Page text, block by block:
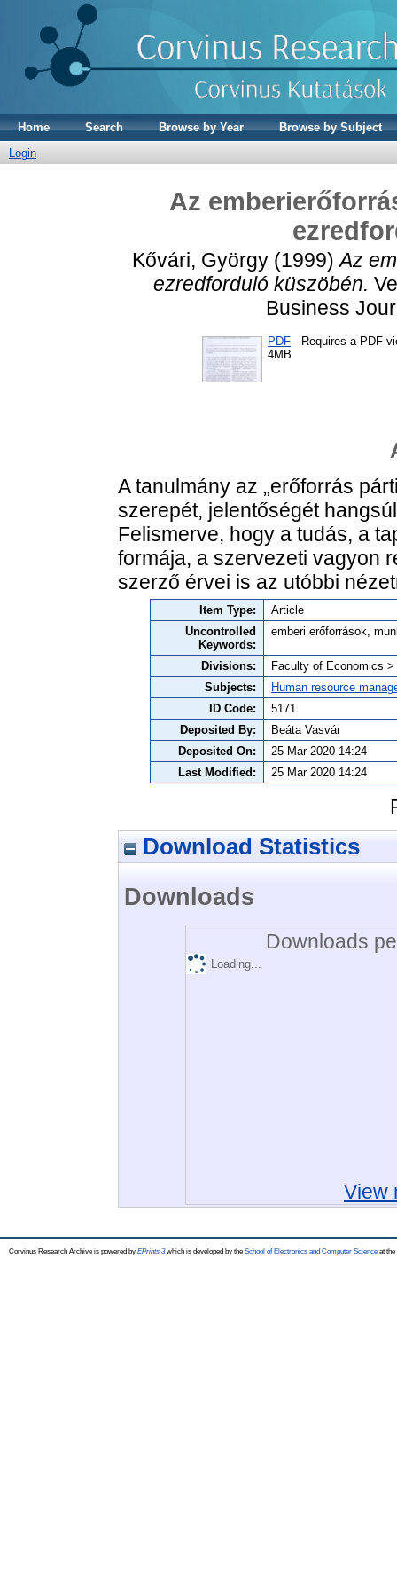
Home Search Browse by Year
Browse by Subject
Login
Az
Kővári, György (1999)Az
ezredforduló küszöbén.
Business
PDF - Requires a PDF
4MB
A tanulmány az „erőforrás
szerepét, jelentőségét
Felismerve, hogy a tudás, a
formája, a szervezeti vagyon
szerző érvei is az utóbbi
Item Type:
Article
Uncontrolled
Keywords:
emberi erőforrások,
Divisions:
Faculty of Economics
Subjects:
Human resource
ID Code:
5171
Deposited By:
Beáta Vasvár
Deposited On:
25 Mar 2020 14:24
Last Modified:
25 Mar 2020 14:24
Download Statistics
Downloads
Downloads
Loading...
View
Corvinus Research Archive is powered by EPrints 3which is developed by the School of Electronics and Computer Science at